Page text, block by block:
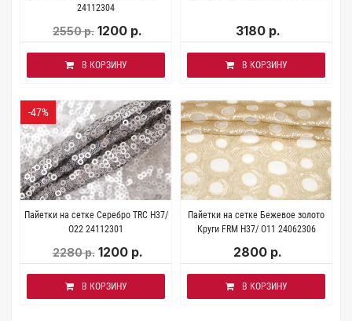
24112304
2550 р. 1200 р.
В КОРЗИНУ
3180 р.
В КОРЗИНУ
-47%
Пайетки на сетке Серебро TRC H37/
О22 24112301
2280 р. 1200 р.
В КОРЗИНУ
Пайетки на сетке Бежевое золото
Круги FRM H37/ О11 24062306
2800 р.
В КОРЗИНУ